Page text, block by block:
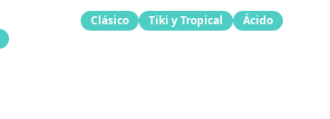
Clásico Tiki y Tropical Ácido